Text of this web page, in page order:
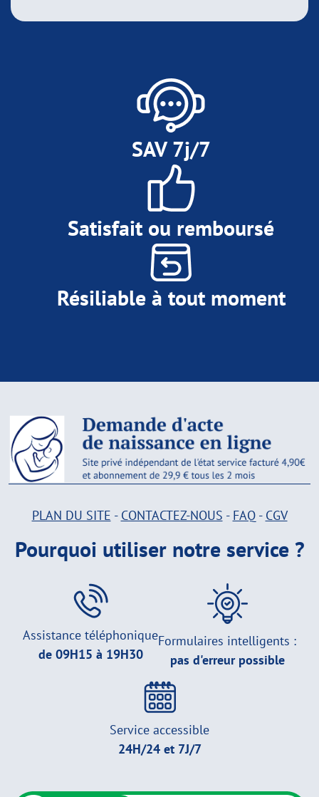
SAV 7j/7
Satisfait ou remboursé
Résiliable à tout moment
PLAN DU SITE - CONTACTEZ-NOUS - FAQ- CGV
Pourquoi utiliser notre service ?
Assistance téléphonique
de 09H15 à 19H30
Formulaires intelligents :
pas d'erreur possible
Service accessible
24H/24 et 7J/7